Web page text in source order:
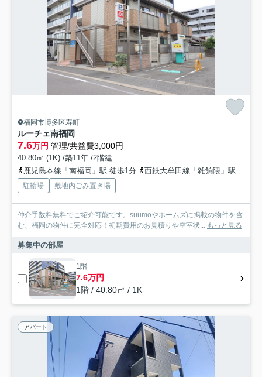
福岡市博多区寿町
ルーチェ南福岡
7.6万円 管理/共益費3,000円
40.80㎡ (1K) /築11年 /2階建
鹿児島本線「南福岡」駅 徒歩1分
西鉄大牟田線「雑餉隈」駅 徒歩9分
駐輪場 敷地内ごみ置き場
仲介手数料無料でご紹介可能です。suumoやホームズに掲載の物件を含
む、福岡の物件に完全対応！初期費用のお見積りや空室状... もっと見る
募集中の部屋
1階
7.6万円
1階 / 40.80㎡ / 1K
アパート